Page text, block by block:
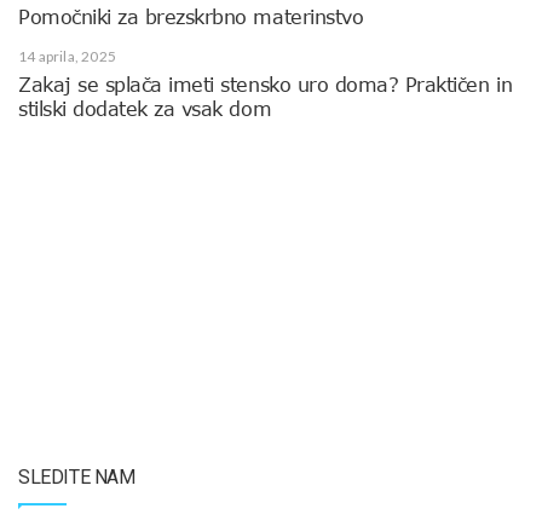
Pomočniki za brezskrbno materinstvo
14 aprila, 2025
Zakaj se splača imeti stensko uro doma? Praktičen in
stilski dodatek za vsak dom
SLEDITE NAM